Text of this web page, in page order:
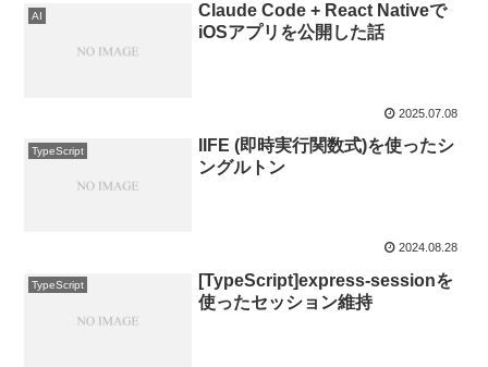
AI
Claude Code + React Nativeで
iOSアプリを公開した話
2025.07.08
TypeScript
IIFE (即時実行関数式)を使ったシ
ングルトン
2024.08.28
TypeScript
[TypeScript]express-sessionを
使ったセッション維持